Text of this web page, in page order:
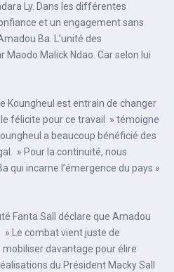
Ly. Dans les différentes
et un engagement sans
Ba. L’unité des
Malick Ndao. Car selon lui
Koungheul est entrain de changer
félicite pour ce travail » témoigne
a beaucoup bénéficié des
» Pour la continuité, nous
qui incarne l’émergence du pays »
Fanta Sall déclare que Amadou
» Le combat vient juste de
davantage pour élire
du Président Macky Sall